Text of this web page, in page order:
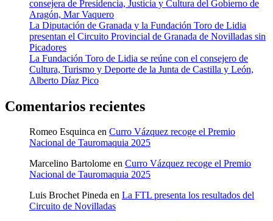
consejera de Presidencia, Justicia y Cultura del Gobierno de
Aragón, Mar Vaquero
La Diputación de Granada y la Fundación Toro de Lidia
presentan el Circuito Provincial de Granada de Novilladas sin
Picadores
La Fundación Toro de Lidia se reúne con el consejero de
Cultura, Turismo y Deporte de la Junta de Castilla y León,
Alberto Díaz Pico
Comentarios recientes
Romeo Esquinca en Curro Vázquez recoge el Premio
Nacional de Tauromaquia 2025
Marcelino Bartolome en Curro Vázquez recoge el Premio
Nacional de Tauromaquia 2025
Luis Brochet Pineda en La FTL presenta los resultados del
Circuito de Novilladas